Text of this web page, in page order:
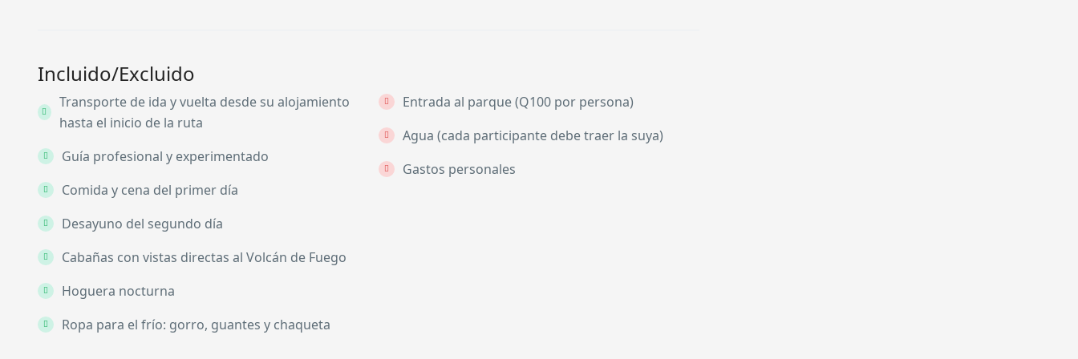
Incluido/Excluido
Transporte de ida y vuelta desde su alojamiento
hasta el inicio de la ruta
Guía profesional y experimentado
Comida y cena del primer día
Desayuno del segundo día
Cabañas con vistas directas al Volcán de Fuego
Hoguera nocturna
Ropa para el frío: gorro, guantes y chaqueta
Entrada al parque (Q100 por persona)
Agua (cada participante debe traer la suya)
Gastos personales